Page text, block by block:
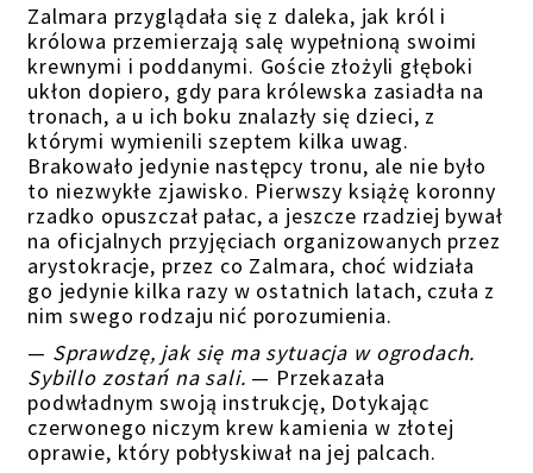
Zalmara przyglądała się z daleka, jak król i
królowa przemierzają salę wypełnioną swoimi
krewnymi i poddanymi. Goście złożyli głęboki
ukłon dopiero, gdy para królewska zasiadła na
tronach, a u ich boku znalazły się dzieci, z
którymi wymienili szeptem kilka uwag.
Brakowało jedynie następcy tronu, ale nie było
to niezwykłe zjawisko. Pierwszy książę koronny
rzadko opuszczał pałac, a jeszcze rzadziej bywał
na oficjalnych przyjęciach organizowanych przez
arystokracje, przez co Zalmara, choć widziała
go jedynie kilka razy w ostatnich latach, czuła z
nim swego rodzaju nić porozumienia.
— Sprawdzę, jak się ma sytuacja w ogrodach.
Sybillo zostań na sali. — Przekazała
podwładnym swoją instrukcję, Dotykając
czerwonego niczym krew kamienia w złotej
oprawie, który pobłyskiwał na jej palcach.